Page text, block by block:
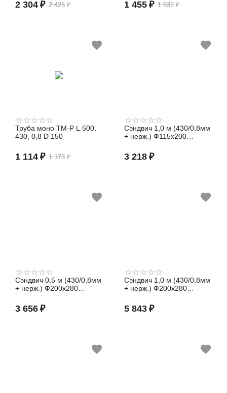
2 425 ₽
2 304 ₽ 1 532 ₽
1 455 ₽
Труба моно TM-P L 500,
430, 0,8 D 150
1 173 ₽
1 114 ₽
Сэндвич 1,0 м (430/0,8мм
+ нерж.) Ф115х200
3 218 ₽
Сэндвич 0,5 м (430/0,8мм
+ нерж.) Ф200х280
3 656 ₽
Сэндвич 1,0 м (430/0,8мм
+ нерж.) Ф200х280
5 843 ₽